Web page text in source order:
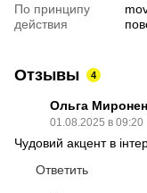
По принципу
действия
Отзывы 4
Ольга
01.08.2025 в 09:20
Чудовий акцент в
Ответить